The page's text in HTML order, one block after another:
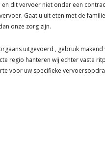
dit vervoer niet onder een
Gaat u uit eten met de
onze zorg zijn.
uitgevoerd , gebruik
regio hanteren wij echter vaste
voor uw specifieke